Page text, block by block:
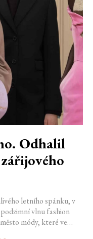
Odhalil
letního spánku, v
vlnu fashion
módy, které ve